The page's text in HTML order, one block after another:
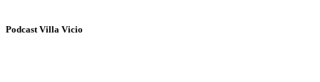
Podcast Villa Vicio